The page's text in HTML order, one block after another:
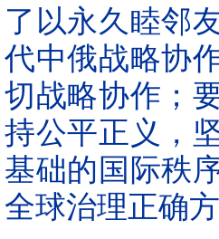
了以永久睦邻
代中俄战略协
切战略协作；
持公平正义，
基础的国际秩
全球治理正确方